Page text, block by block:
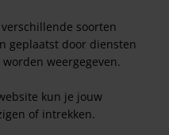
soorten
geplaatst door diensten
weergegeven.
kun je jouw
of intrekken.